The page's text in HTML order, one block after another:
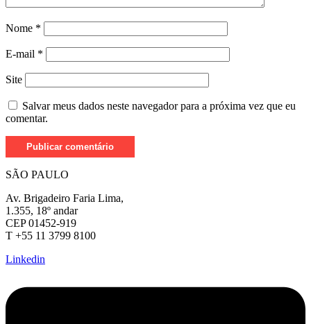
Nome *
E-mail *
Site
Salvar meus dados neste navegador para a próxima vez que eu
comentar.
SÃO PAULO
Av. Brigadeiro Faria Lima,
1.355, 18º andar
CEP 01452-919
T +55 11 3799 8100
Linkedin